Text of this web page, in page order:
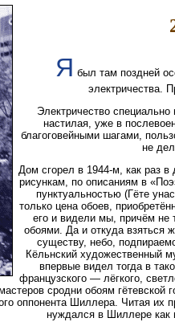
Я был там поздней
электричества.
Электричество
настилая, уже в
благоговейными шагами,
не
Дом сгорел в 1944-м, как раз
рисункам, по описаниям в
пунктуальностью (Гёте
только цена обоев,
его и видели мы, причём не
обоями. Да и откуда взяться
существу, небо,
Кёльнский художественный
впервые видел тогда в
французского — лёгкого,
сродни обоям гётевской
оппонента Шиллера. Читая
нуждался в Шиллере как